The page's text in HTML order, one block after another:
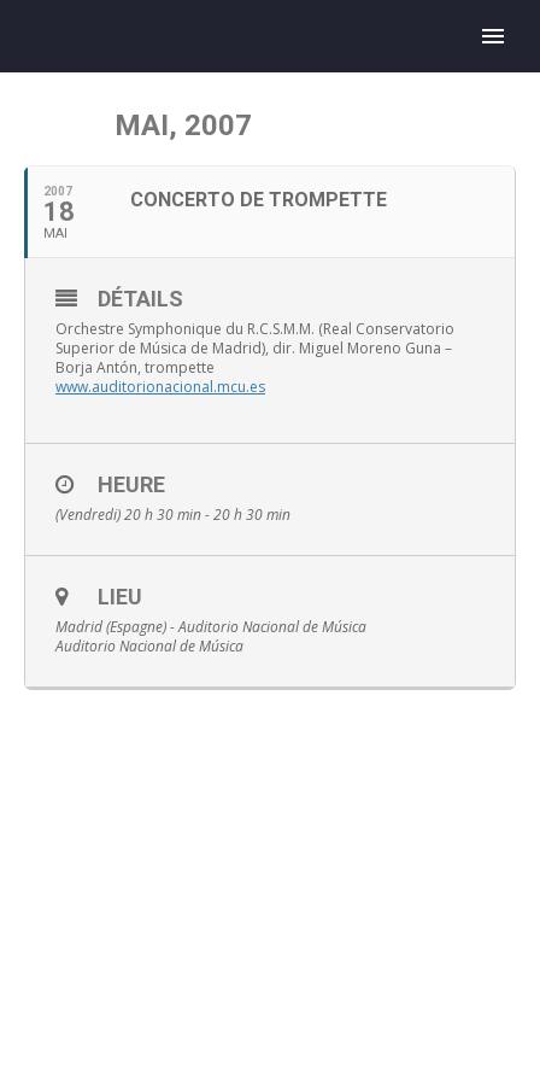
Français
MAI, 2007
2007
18
MAI
CONCERTO DE TROMPETTE
DÉTAILS
Orchestre Symphonique du R.C.S.M.M. (Real Conservatorio
Superior de Música de Madrid), dir. Miguel Moreno Guna –
Borja Antón, trompette
www.auditorionacional.mcu.es
HEURE
(Vendredi) 20 h 30 min - 20 h 30 min
LIEU
Madrid (Espagne) - Auditorio Nacional de Música
Auditorio Nacional de Música